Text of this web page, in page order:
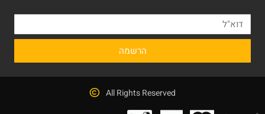
All Rights Reserved